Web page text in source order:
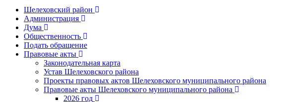
Шелеховский район
Администрация
Дума
Общественность
Подать обращение
Правовые акты
Законодательная карта
Устав Шелеховского района
Проекты правовых актов Шелеховского муниципального района
Правовые акты Шелеховского муниципального района
2026 год